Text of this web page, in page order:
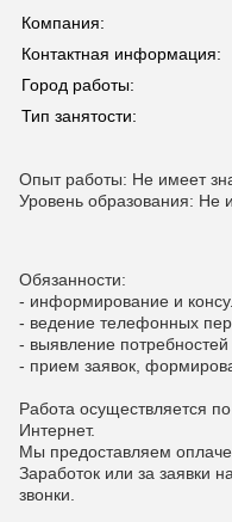
Компания:
Контактная информация:
Город работы:
Тип занятости:
Опыт работы: Не имеет
Уровень образования: Не
Обязанности:
- информирование и
- ведение телефонных
- выявление потребностей
- прием заявок,
Работа осуществляется
Интернет.
Мы предоставляем
Заработок или за заявки
звонки.